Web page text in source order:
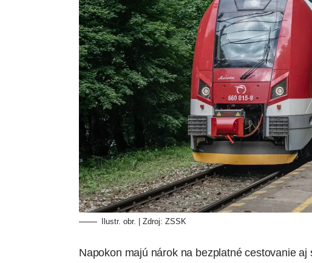
Ilustr. obr. | Zdroj: ZSSK
Napokon majú nárok na bezplatné cestovanie aj